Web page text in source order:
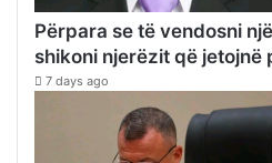
Përpara se të vendosni
shikoni njerëzit që jetojnë
7 days ago